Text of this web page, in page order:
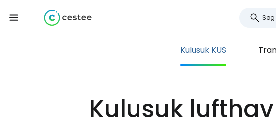
Kulusuk KUS
Kulusuk